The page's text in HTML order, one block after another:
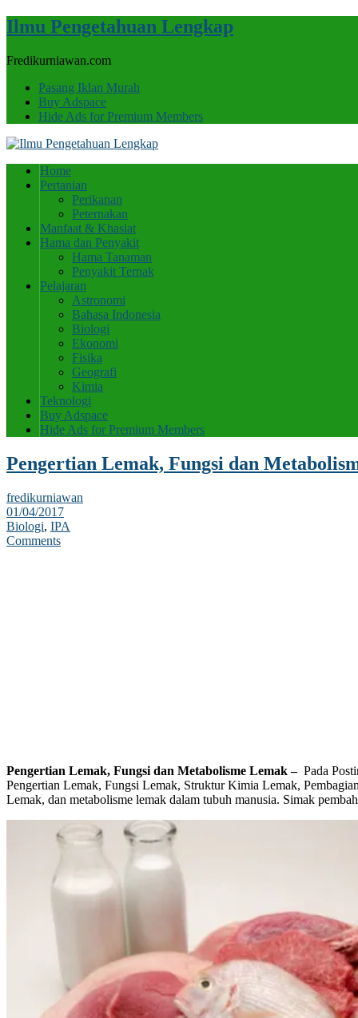
Ilmu Pengetahuan Lengkap
Fredikurniawan.com
Pasang Iklan Murah
Buy Adspace
Hide Ads for Premium Members
Home
Pertanian
Perikanan
Peternakan
Manfaat & Khasiat
Hama dan Penyakit
Hama Tanaman
Penyakit Ternak
Pelajaran
Astronomi
Bahasa Indonesia
Biologi
Ekonomi
Fisika
Geografi
Kimia
Teknologi
Buy Adspace
Hide Ads for Premium Members
Pengertian Lemak, Fungsi dan
fredikurniawan
01/04/2017
Biologi, IPA
Comments
Pengertian Lemak, Fungsi dan Metabolisme Lemak – Pada
Pengertian Lemak, Fungsi Lemak, Struktur Kimia Lemak,
Lemak, dan metabolisme lemak dalam tubuh manusia. Simak